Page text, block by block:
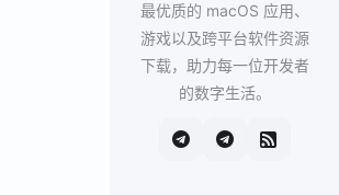
最优质的 macOS 应用、
游戏以及跨平台软件资源
下载，助力每一位开发者
的数字生活。